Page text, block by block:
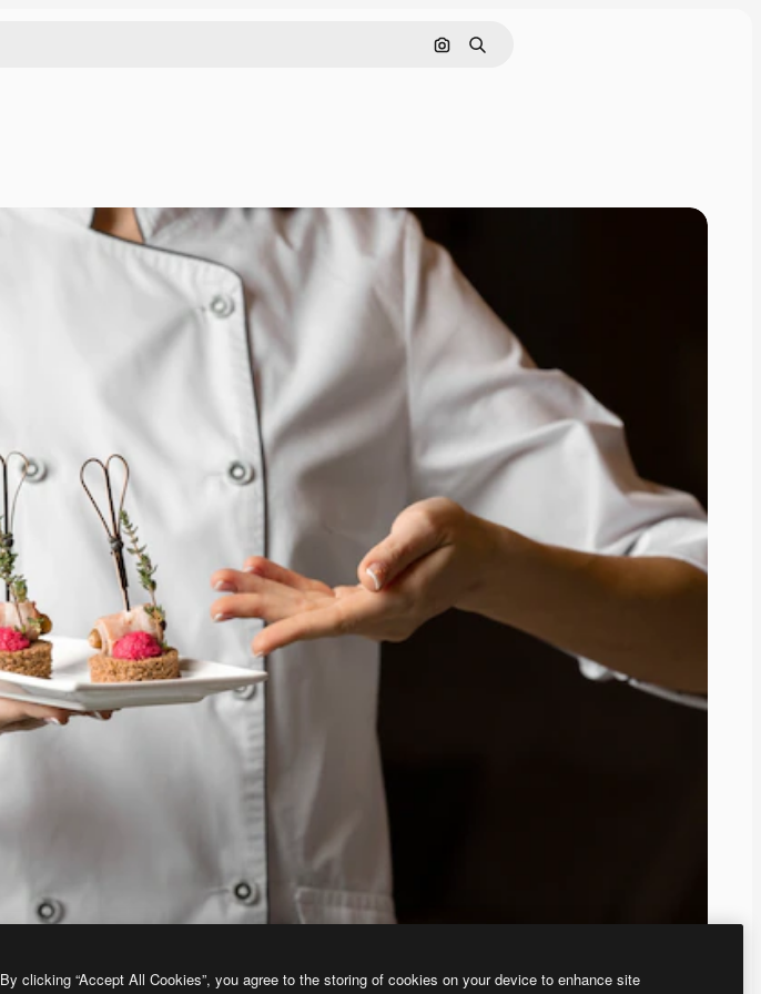
画像で検索
検索
By clicking “Accept All Cookies”, you agree to the storing of cookies on your device to enhance site